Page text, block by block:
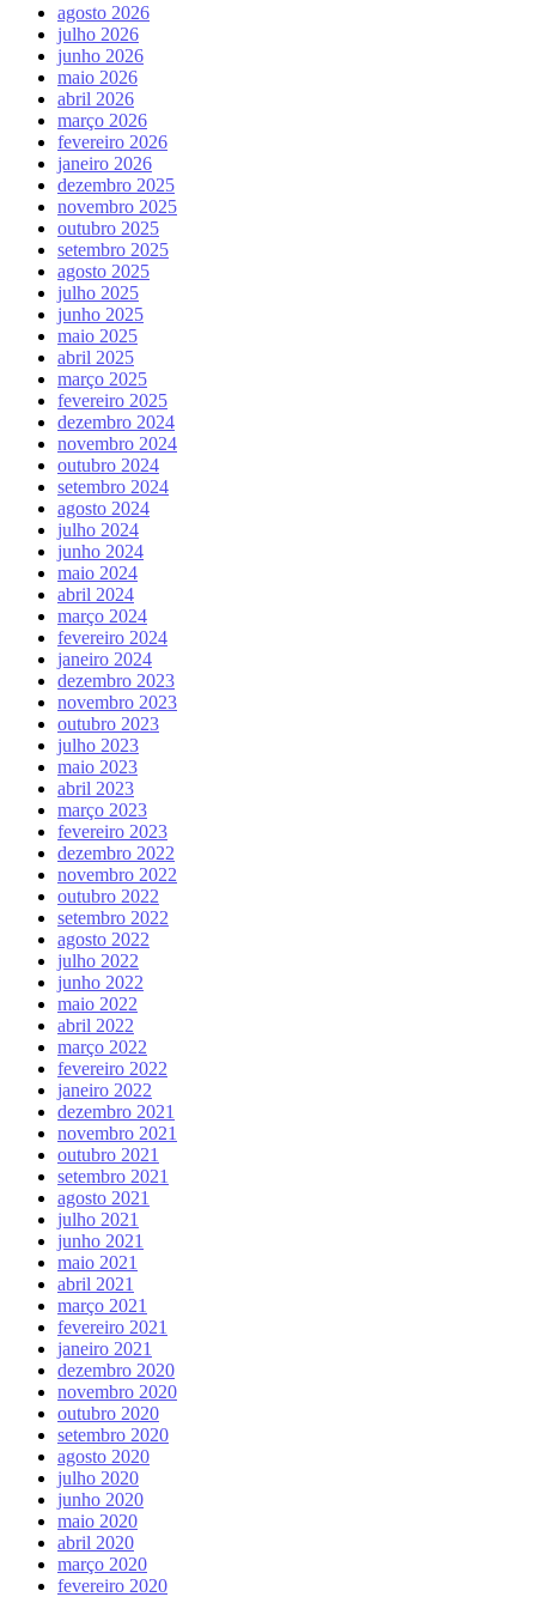
agosto 2026
julho 2026
junho 2026
maio 2026
abril 2026
março 2026
fevereiro 2026
janeiro 2026
dezembro 2025
novembro 2025
outubro 2025
setembro 2025
agosto 2025
julho 2025
junho 2025
maio 2025
abril 2025
março 2025
fevereiro 2025
dezembro 2024
novembro 2024
outubro 2024
setembro 2024
agosto 2024
julho 2024
junho 2024
maio 2024
abril 2024
março 2024
fevereiro 2024
janeiro 2024
dezembro 2023
novembro 2023
outubro 2023
julho 2023
maio 2023
abril 2023
março 2023
fevereiro 2023
dezembro 2022
novembro 2022
outubro 2022
setembro 2022
agosto 2022
julho 2022
junho 2022
maio 2022
abril 2022
março 2022
fevereiro 2022
janeiro 2022
dezembro 2021
novembro 2021
outubro 2021
setembro 2021
agosto 2021
julho 2021
junho 2021
maio 2021
abril 2021
março 2021
fevereiro 2021
janeiro 2021
dezembro 2020
novembro 2020
outubro 2020
setembro 2020
agosto 2020
julho 2020
junho 2020
maio 2020
abril 2020
março 2020
fevereiro 2020